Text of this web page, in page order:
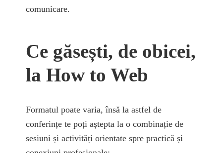
comunicare.
Ce găsești, de obicei,
la How to Web
Formatul poate varia, însă la astfel de
conferințe te poți aștepta la o combinație de
sesiuni și activități orientate spre practică și